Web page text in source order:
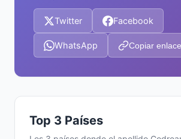
Twitter Facebook
WhatsApp Copiar enlace
Top 3 Países